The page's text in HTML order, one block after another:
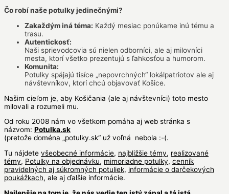
Čo robí naše potulky jedinečnými?
Zakaždým iná téma: Každý mesiac ponúkame inú tému a
trasu.
Autentickosť:
Naši sprievodcovia sú nielen odborníci, ale aj milovníci
mesta, ktorí všetko prezentujú s ľahkosťou a humorom.
Komunita:
Potulky spájajú tisíce „nepovrchných“ lokálpatriotov ale aj
návštevníkov, ktorí chcú objavovať Košice.
Našim cieľom je, aby Košičania (ale aj návštevníci) toto mesto
milovali a rozumeli mu.
Od roku 2008 nám vo všetkom pomáha aj web stránka s
názvom: Potulka.sk
(pretože doména „potulky.sk“ už voľná nebola :-(.
Tu nájdete všeobecné informácie, najbližšie témy, realizované
témy, Potulky na objednávku, mimoriadne potulky, cenník
pravidelných aj súkromných potuliek, informácie o darčekových
poukážkach, ale aj ďalšie informácie.